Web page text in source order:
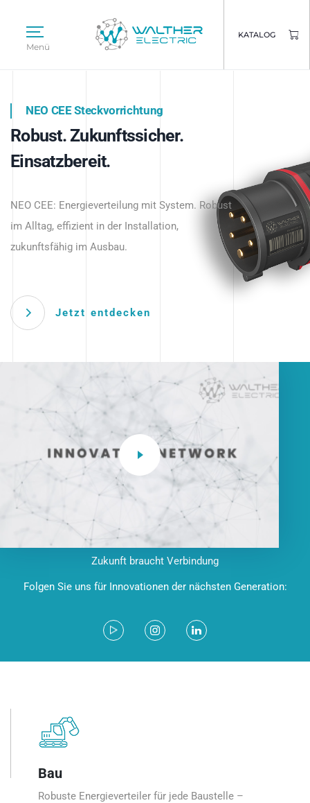
Menü
KATALOG
Intelligente Stromverteilung
beginnt hier.
NEO CEE Steckvorrichtung
Robust. Zukunftssicher.
Einsatzbereit.
NEO CEE: Energieverteilung mit System. Robust
im Alltag, effizient in der Installation,
zukunftsfähig im Ausbau.
Jetzt entdecken
Intelligenz trifft Energie.
Anwendungen – robust, IP-geschützt und
zukunftsfähig.
Zukunft braucht Verbindung
Folgen Sie uns für Innovationen der nächsten Generation:
Bau
Robuste Energieverteiler für jede Baustelle –